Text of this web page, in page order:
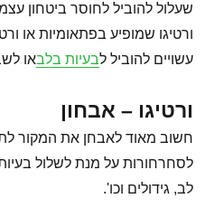
שעלול להוביל לחוסר ביטחון
ורטיגו שמופיע בפתאומיות או
עשויים להוביל לבעיות בלבאו
ורטיגו – אבחון
חשוב מאוד לאבחן את המקור
לסחרחורות על מנת לשלול בעיות
לב, גידולים וכו'.